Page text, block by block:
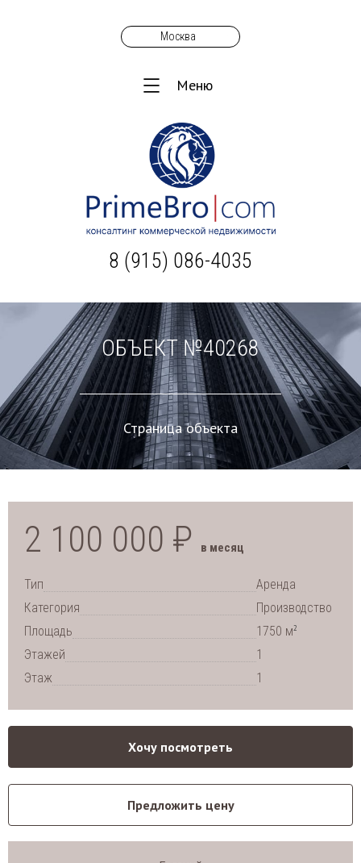
Москва
Меню
8 (915) 086-4035
ОБЪЕКТ №40268
Страница объекта
2 100 000 ₽ в месяц
Тип
Аренда
Категория
Производство
Площадь
1750 м2
Этажей
1
Этаж
1
Хочу посмотреть
Предложить цену